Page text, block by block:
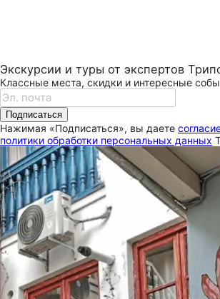
Экскурсии и туры от экспертов
Классные места, скидки и интересные
Подписаться
Нажимая «Подписаться», вы даете
политики обработки персональных данных